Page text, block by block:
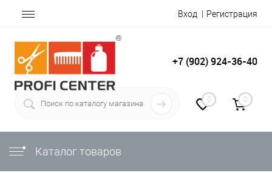
Вход Регистрация
+7 (902) 924-36-40
0 0
Каталог товаров